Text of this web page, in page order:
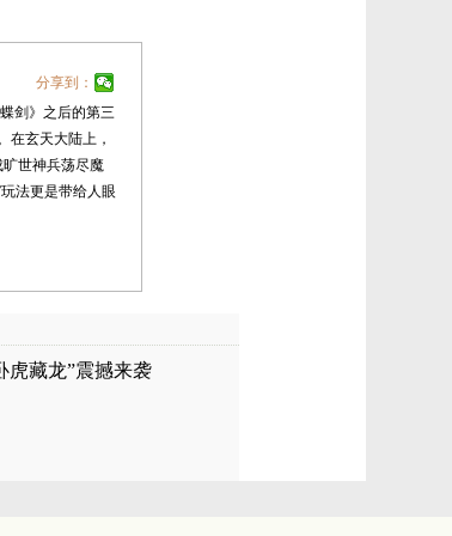
剑》之后的第三
在玄天大陆上，
世神兵荡尽魔
法更是带给人眼
分享到：
虎藏龙”震撼来袭